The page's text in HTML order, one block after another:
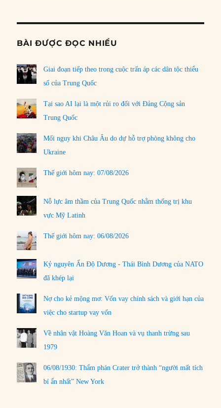
BÀI ĐƯỢC ĐỌC NHIỀU
Giai đoạn tiếp theo trong cuộc trấn áp các dân tộc thiểu
số của Trung Quốc
Tại sao AI lại là một rủi ro đối với Đảng Cộng sản
Trung Quốc
Mối nguy khi Châu Âu do dự hỗ trợ phòng không cho
Ukraine
Thế giới hôm nay: 07/08/2026
Nỗ lực âm thầm của Trung Quốc nhằm thống trị khu
vực Mỹ Latinh
Thế giới hôm nay: 06/08/2026
Kỷ nguyên Ấn Độ Dương - Thái Bình Dương của NATO
đã khép lại
Nợ cho kẻ mộng mơ: Vốn vay chính sách và giới hạn của
việc cho startup vay vốn
Về nhân vật Hoàng Văn Hoan và vụ thanh trừng sau
1979
06/08/1930: Thẩm phán Crater trở thành “người mất tích
bí ẩn nhất” New York